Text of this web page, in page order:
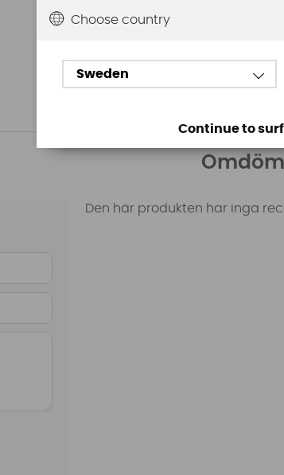
Den här produkten har inga
Choose country
Sweden
Continue to